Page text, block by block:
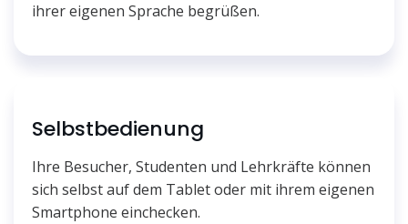
ihrer eigenen Sprache begrüßen.
Selbstbedienung
Ihre Besucher, Studenten und Lehrkräfte können
sich selbst auf dem Tablet oder mit ihrem eigenen
Smartphone einchecken.